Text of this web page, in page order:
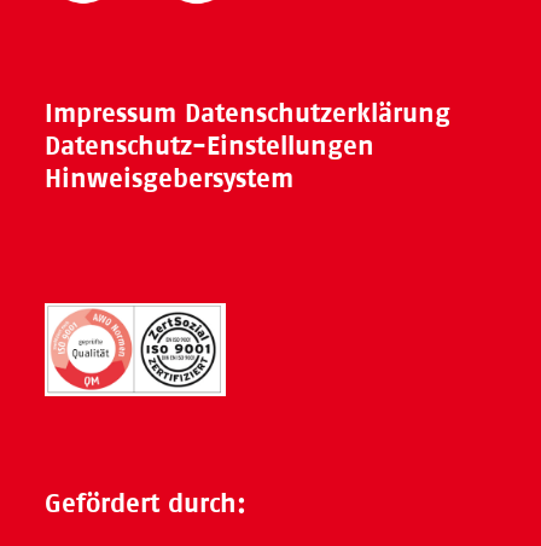
Impressum Datenschutzerklärung
Datenschutz-Einstellungen
Hinweisgebersystem
Gefördert durch: